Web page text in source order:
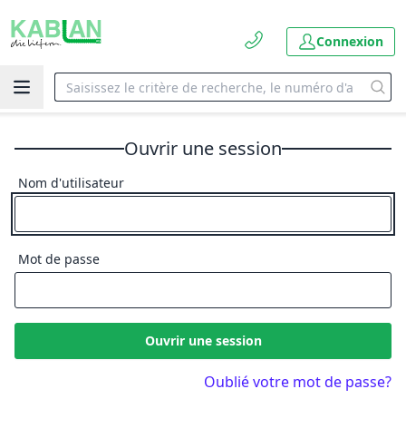
Connexion
Ouvrir une session
Nom d'utilisateur
Mot de passe
Ouvrir une session
Oublié votre mot de passe?